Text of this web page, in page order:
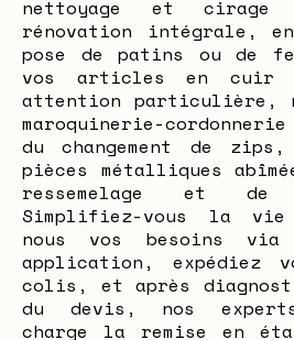
nettoyage et
rénovation intégrale,
pose de patins ou de
vos articles en cuir
attention particulière,
maroquinerie-
du changement de
pièces métalliques
ressemelage et
Simplifiez-vous la vie
nous vos besoins
application, expédiez
colis, et après
du devis, nos
charge la remise en